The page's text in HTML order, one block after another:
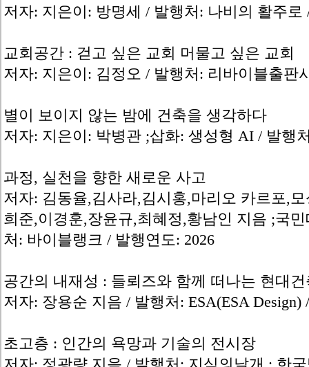
저자: 지은이: 방명세 / 발행처: 나비의 활주로
교회공간 : 걷고 싶은 교회 머물고 싶은 교회
저자: 지은이: 김정오 / 발행처: 리바이블출판
별이 보이지 않는 밤에 건축을 생각하다
저자: 지은이: 박병관 ;삽화: 생성형 AI / 발행
과정, 실천을 향한 새로운 사고
저자: 김동율,김사라,김시홍,마리오 카르포,
희준,이경훈,장윤규,최혜정,황남인 지음 ;국
처: 바이블랭크 / 발행연도: 2026
공간의 내재성 : 들뢰즈와 함께 떠나는 현대
저자: 장용순 지음 / 발행처: ESA(ESA Design)
초고층 : 인간의 욕망과 기술의 전시장